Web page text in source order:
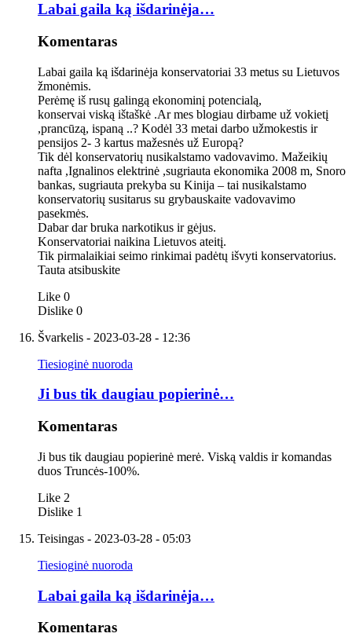
Labai gaila ką išdarinėja…
Komentaras
Labai gaila ką išdarinėja konservatoriai 33 metus su Lietuvos
žmonėmis.
Perėmę iš rusų galingą ekonominį potencialą,
konservai viską ištaškė .Ar mes blogiau dirbame už vokietį
,prancūzą, ispaną ..? Kodėl 33 metai darbo užmokestis ir
pensijos 2- 3 kartus mažesnės už Europą?
Tik dėl konservatorių nusikalstamo vadovavimo. Mažeikių
nafta ,Ignalinos elektrinė ,sugriauta ekonomika 2008 m, Snoro
bankas, sugriauta prekyba su Kinija – tai nusikalstamo
konservatorių susitarus su grybauskaite vadovavimo
pasekmės.
Dabar dar bruka narkotikus ir gėjus.
Konservatoriai naikina Lietuvos ateitį.
Tik pirmalaikiai seimo rinkimai padėtų išvyti konservatorius.
Tauta atsibuskite
Like 0
Dislike 0
Švarkelis - 2023-03-28 - 12:36
Tiesioginė nuoroda
Ji bus tik daugiau popierinė…
Komentaras
Ji bus tik daugiau popierinė merė. Viską valdis ir komandas
duos Truncės-100%.
Like 2
Dislike 1
Teisingas - 2023-03-28 - 05:03
Tiesioginė nuoroda
Labai gaila ką išdarinėja…
Komentaras